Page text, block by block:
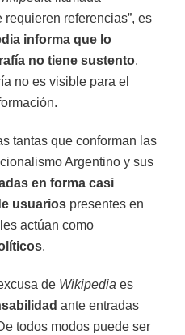
referencias”, es
informa que lo
no tiene sustento.
no es visible para el
tantas que conforman las
Argentino y sus
en forma casi
usuarios presentes en
actúan como
.
de Wikipediaes
ante entradas
todos modos puede ser